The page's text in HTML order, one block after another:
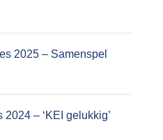
2025 – Samenspel
– ‘KEI gelukkig’